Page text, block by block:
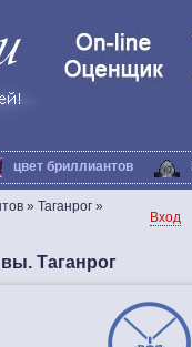
цвет бриллиантов
» Таганрог »
Вход
Таганрог